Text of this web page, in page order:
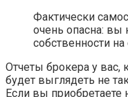
Фактически
очень опасна: вы
собственности
Отчеты брокера у вас,
будет выглядеть не
Если вы приобретаете